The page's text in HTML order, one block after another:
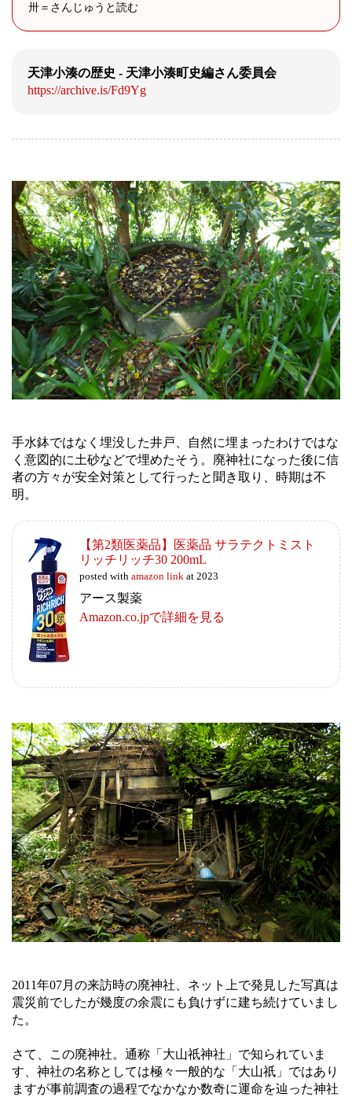
卅＝さんじゅうと読む
天津小湊の歴史 - 天津小湊町史編さん委員会
https://archive.is/Fd9Yg
手水鉢ではなく埋没した井戸、自然に埋まったわけではな
く意図的に土砂などで埋めたそう。廃神社になった後に信
者の方々が安全対策として行ったと聞き取り、時期は不
明。
【第2類医薬品】医薬品 サラテクトミスト
リッチリッチ30 200mL
posted with amazon link at 2023
アース製薬
Amazon.co.jpで詳細を見る
2011年07月の来訪時の廃神社、ネット上で発見した写真は
震災前でしたが幾度の余震にも負けずに建ち続けていまし
た。
さて、この廃神社。通称「大山祇神社」で知られていま
す、神社の名称としては極々一般的な「大山祇」ではあり
ますが事前調査の過程でなかなか数奇に運命を辿った神社